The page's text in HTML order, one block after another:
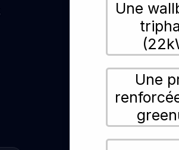
Une
Une